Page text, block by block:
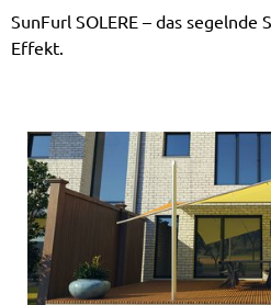
SunFurl SOLERE – das
Effekt.